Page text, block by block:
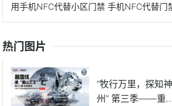
用手机NFC代替小区门禁 手机NFC代替门
热门图片
“牧行万里，探知神
州” 第三季——重返